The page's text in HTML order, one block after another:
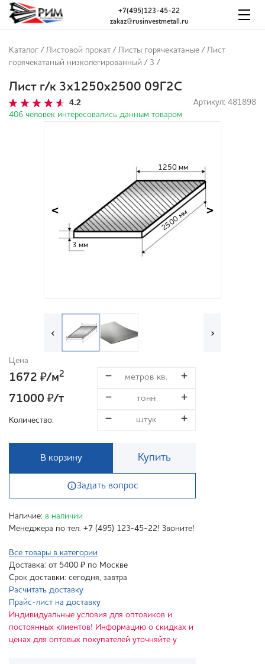
zakaz@rusinvestmetall.ru
+7(495)123-45-22
Каталог / Листовой прокат / Листы горячекатаные / Лист
горячекатаный низколегированный / 3 /
Лист г/к 3х1250х2500 09Г2С
4.2
Артикул: 481898
406 человек интересовались данным товаром
1250 мм
2500 мм
3 мм
< >
‹ ›
Цена
1672 ₽/м2
71000 ₽/т
Количество:
В корзину Купить
Задать вопрос
Наличие: в наличии
Менеджера по тел. +7 (495) 123-45-22! Звоните!
Все товары в категории
Доставка: от 5400 ₽ по Москве
Срок доставки: сегодня, завтра
Расчитать доставку
Прайс-лист на доставку
Индивидуальные условия для оптовиков и
постоянных клиентов! Информацию о скидках и
ценах для оптовых покупателей уточняйте у